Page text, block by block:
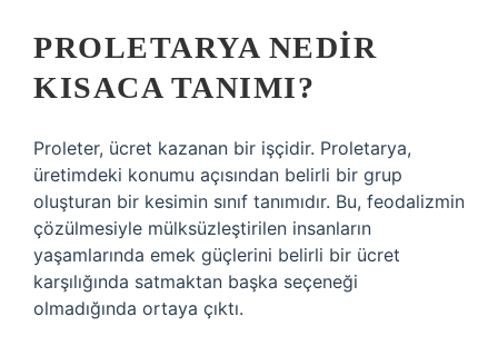
PROLETARYA NEDIR
KISACA TANIMI?
Proleter, ücret kazanan bir işçidir. Proletarya,
üretimdeki konumu açısından belirli bir grup
oluşturan bir kesimin sınıf tanımıdır. Bu, feodalizmin
çözülmesiyle mülksüzleştirilen insanların
yaşamlarında emek güçlerini belirli bir ücret
karşılığında satmaktan başka seçeneği
olmadığında ortaya çıktı.